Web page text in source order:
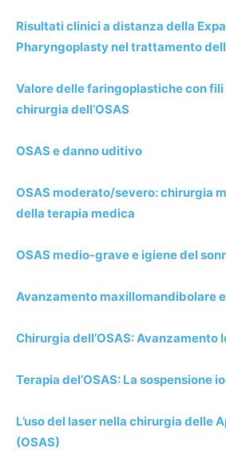
Risultati clinici a distanza della
Pharyngoplasty ­nel trattamento
Valore delle faringoplastiche con
chirurgia dell’OSAS
OSAS e danno uditivo
OSAS moderato/severo: chirurgia
della terapia medica
OSAS medio-grave e igiene del
Avanzamento maxillomandibolare
Chirurgia dell’OSAS: Avanzamento
Terapia del’OSAS: La sospensione
L’uso del laser nella chirurgia delle
(OSAS)